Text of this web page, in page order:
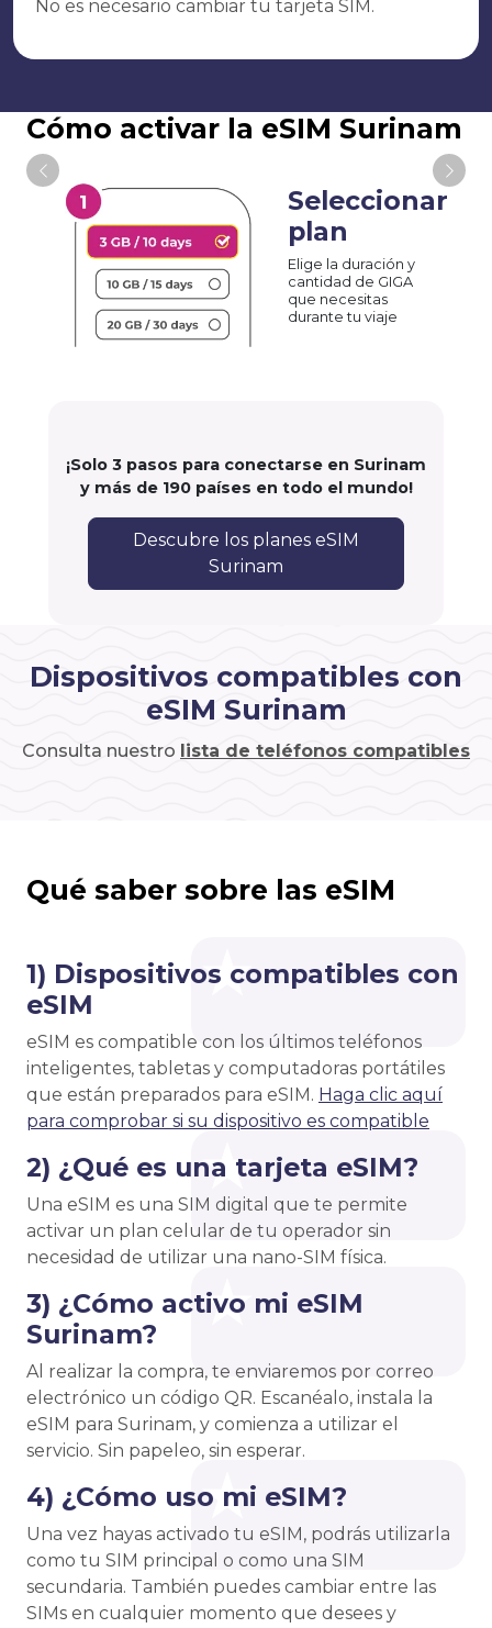
No es necesario cambiar tu tarjeta SIM.
Cómo activar la eSIM Surinam
Seleccionar
plan
Elige la duración y
cantidad de GIGA
que necesitas
durante tu viaje
¡Solo 3 pasos para conectarse en Surinam
y más de 190 países en todo el mundo!
Descubre los planes eSIM
Surinam
Dispositivos compatibles con
eSIM Surinam
Consulta nuestro lista de teléfonos compatibles
Qué saber sobre las eSIM
1) Dispositivos compatibles con
eSIM
eSIM es compatible con los últimos teléfonos
inteligentes, tabletas y computadoras portátiles
que están preparados para eSIM. Haga clic aquí
para comprobar si su dispositivo es compatible
2) ¿Qué es una tarjeta eSIM?
Una eSIM es una SIM digital que te permite
activar un plan celular de tu operador sin
necesidad de utilizar una nano-SIM física.
3) ¿Cómo activo mi eSIM
Surinam?
Al realizar la compra, te enviaremos por correo
electrónico un código QR. Escanéalo, instala la
eSIM para Surinam, y comienza a utilizar el
servicio. Sin papeleo, sin esperar.
4) ¿Cómo uso mi eSIM?
Una vez hayas activado tu eSIM, podrás utilizarla
como tu SIM principal o como una SIM
secundaria. También puedes cambiar entre las
SIMs en cualquier momento que desees y